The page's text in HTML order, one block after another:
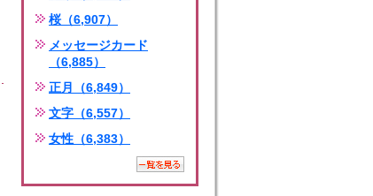
桜（6,907）
メッセージカード
（6,885）
正月（6,849）
文字（6,557）
女性（6,383）